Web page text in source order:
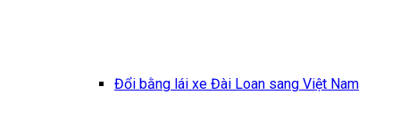
Đổi bằng lái xe Đài Loan sang Việt Nam